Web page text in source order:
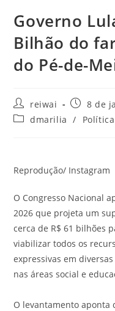
Governo
Bilhão do
do Pé-de-
Autor
do
post:
reiwai
Post
publicado:
8 de
Categoria
dmarilia / Política
Reprodução/ Instagram
O Congresso Nacional
2026 que projeta um
cerca de R$ 61 bilhões
viabilizar todos os
expressivas em
nas áreas social e
O levantamento aponta